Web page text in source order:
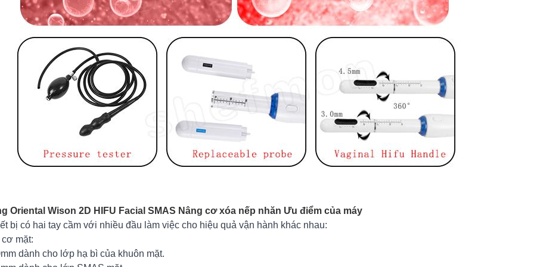
Oriental Wison 2D HIFU Facial SMAS Nâng cơ xóa nếp nhăn Ưu điểm của máy
bị có hai tay cầm với nhiều đầu làm việc cho hiệu quả vận hành khác nhau:
cơ mặt:
dành cho lớp hạ bì của khuôn mặt.